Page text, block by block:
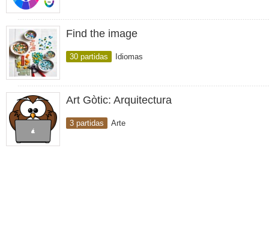
Find the image
30 partidas Idiomas
Art Gòtic: Arquitectura
3 partidas Arte